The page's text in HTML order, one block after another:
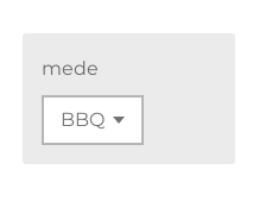
mede